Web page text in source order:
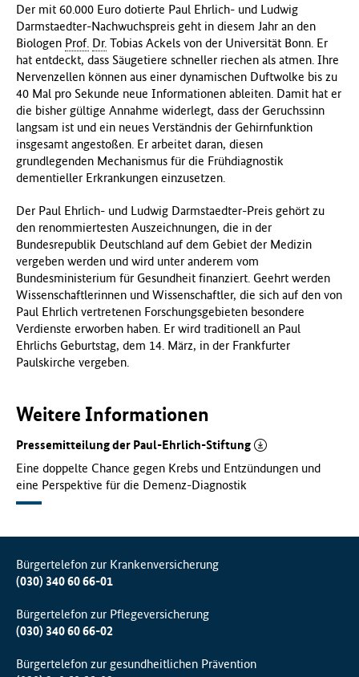
Der mit 60.000 Euro dotierte Paul Ehrlich- und Ludwig
Darmstaedter-Nachwuchspreis geht in diesem Jahr an den
Biologen Prof. Dr. Tobias Ackels von der Universität Bonn. Er
hat entdeckt, dass Säugetiere schneller riechen als atmen. Ihre
Nervenzellen können aus einer dynamischen Duftwolke bis zu
40 Mal pro Sekunde neue Informationen ableiten. Damit hat er
die bisher gültige Annahme widerlegt, dass der Geruchssinn
langsam ist und ein neues Verständnis der Gehirnfunktion
insgesamt angestoßen. Er arbeitet daran, diesen
grundlegenden Mechanismus für die Frühdiagnostik
dementieller Erkrankungen einzusetzen.
Der Paul Ehrlich- und Ludwig Darmstaedter-Preis gehört zu
den renommiertesten Auszeichnungen, die in der
Bundesrepublik Deutschland auf dem Gebiet der Medizin
vergeben werden und wird unter anderem vom
Bundesministerium für Gesundheit finanziert. Geehrt werden
Wissenschaftlerinnen und Wissenschaftler, die sich auf den von
Paul Ehrlich vertretenen Forschungsgebieten besondere
Verdienste erworben haben. Er wird traditionell an Paul
Ehrlichs Geburtstag, dem 14. März, in der Frankfurter
Paulskirche vergeben.
Weitere Informationen
Pressemitteilung der Paul-Ehrlich-Stiftung
Eine doppelte Chance gegen Krebs und Entzündungen und
eine Perspektive für die Demenz-Diagnostik
Bürgertelefon zur Krankenversicherung
(030) 340 60 66-01
Bürgertelefon zur Pflegeversicherung
(030) 340 60 66-02
Bürgertelefon zur gesundheitlichen Prävention